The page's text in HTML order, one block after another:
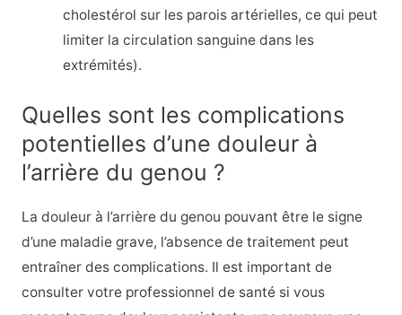
cholestérol sur les parois artérielles, ce qui peut
limiter la circulation sanguine dans les
extrémités).
Quelles sont les complications
potentielles d’une douleur à
l’arrière du genou ?
La douleur à l’arrière du genou pouvant être le signe
d’une maladie grave, l’absence de traitement peut
entraîner des complications. Il est important de
consulter votre professionnel de santé si vous